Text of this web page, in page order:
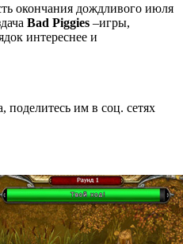
окончания дождливого июля
Bad Piggies –игры,
интереснее и
поделитесь им в соц. сетях